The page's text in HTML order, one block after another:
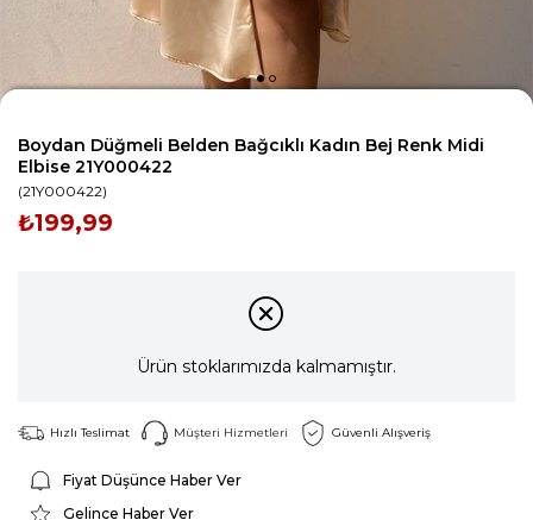
Boydan Düğmeli Belden Bağcıklı Kadın Bej Renk Midi
Elbise 21Y000422
(21Y000422)
₺199,99
Ürün stoklarımızda kalmamıştır.
Hızlı Teslimat Müşteri Hizmetleri Güvenli Alışveriş
Fiyat Düşünce Haber Ver
Gelince Haber Ver